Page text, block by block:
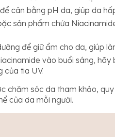
cân bằng pH da, giúp da
sản phẩm chứa
để giữ ẩm cho da, giúp
vào buổi sáng,
của tia UV.
chăm sóc da tham khảo,
của da mỗi người.